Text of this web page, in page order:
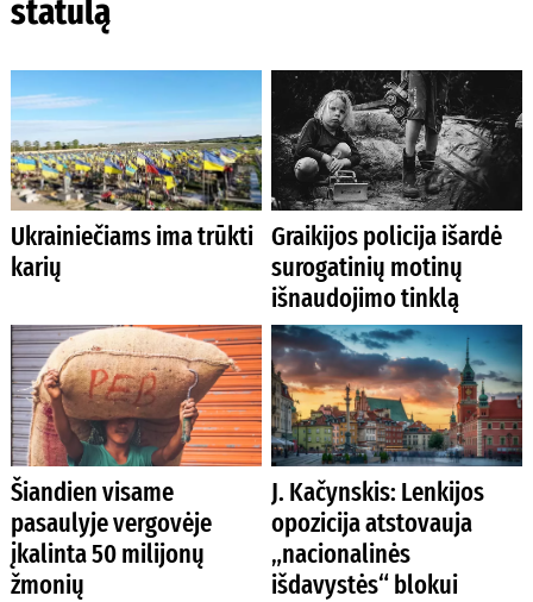
statulą
Ukrainiečiams ima trūkti
karių
Graikijos policija išardė
surogatinių motinų
išnaudojimo tinklą
Šiandien visame
pasaulyje vergovėje
įkalinta 50 milijonų
žmonių
J. Kačynskis: Lenkijos
opozicija atstovauja
„nacionalinės
išdavystės“ blokui